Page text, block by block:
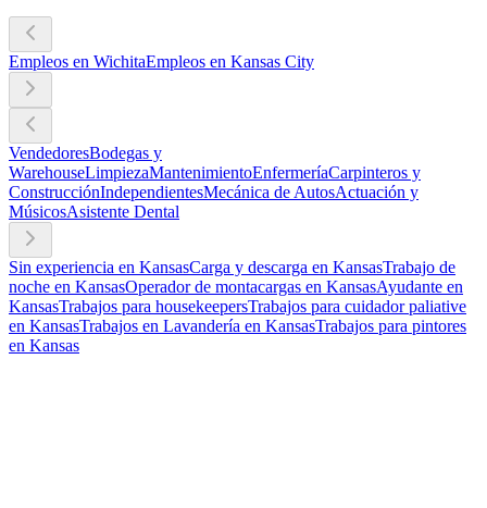
Empleos en WichitaEmpleos en Kansas City
VendedoresBodegas y
WarehouseLimpiezaMantenimientoEnfermeríaCarpinteros y
ConstrucciónIndependientesMecánica de AutosActuación y
MúsicosAsistente Dental
Sin experiencia en KansasCarga y descarga en KansasTrabajo de
noche en KansasOperador de montacargas en KansasAyudante en
KansasTrabajos para housekeepersTrabajos para cuidador paliative
en KansasTrabajos en Lavandería en KansasTrabajos para pintores
en Kansas